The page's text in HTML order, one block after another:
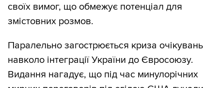
своїх вимог, що обмежує потенціал для
змістовних розмов.
Паралельно загострюється криза очікувань
навколо інтеграції України до Євросоюзу.
Видання нагадує, що під час минулорічних